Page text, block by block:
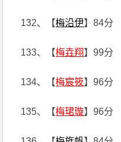
132、【梅沿伊】84分
133、【梅垚翔】99分
134、【梅宸筱】96分
135、【梅珺璇】96分